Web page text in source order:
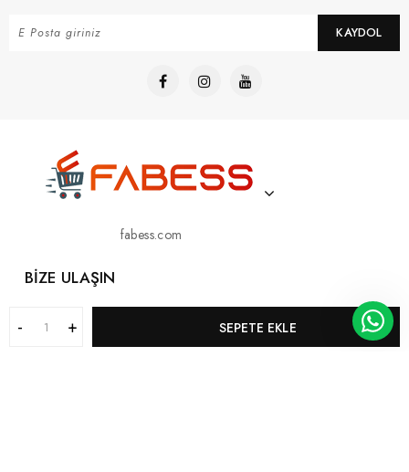
SEPETE EKLE
KAYDOL
fabess.com
BIZE ULAŞIN
05413362148
05413362148